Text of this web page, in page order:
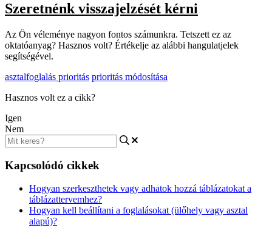
Szeretnénk visszajelzését kérni
Az Ön véleménye nagyon fontos számunkra. Tetszett ez az
oktatóanyag? Hasznos volt? Értékelje az alábbi hangulatjelek
segítségével.
asztalfoglalás prioritás prioritás módosítása
Hasznos volt ez a cikk?
Igen
Nem
Kapcsolódó cikkek
Hogyan szerkeszthetek vagy adhatok hozzá táblázatokat a
táblázattervemhez?
Hogyan kell beállítani a foglalásokat (ülőhely vagy asztal
alapú)?